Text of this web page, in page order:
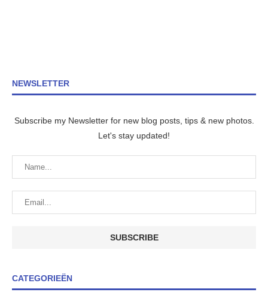
NEWSLETTER
Subscribe my Newsletter for new blog posts, tips & new photos.
Let's stay updated!
CATEGORIEËN